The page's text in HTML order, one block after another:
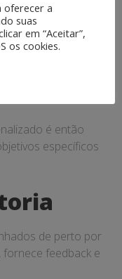
aqueles com
é então
específicos
de perto por
feedback e
oferecer a
suas
em “Aceitar”,
os cookies.